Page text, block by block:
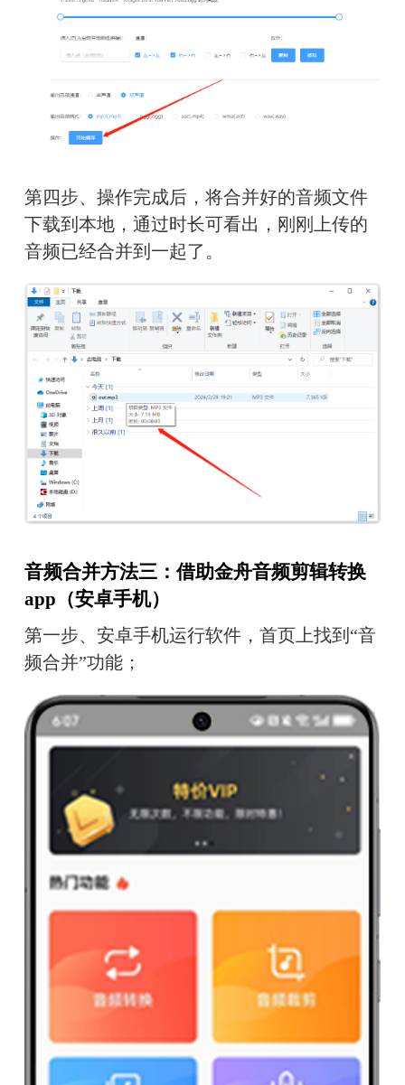
第四步、操作完成后，将合并好的音频文件
下载到本地，通过时长可看出，刚刚上传的
音频已经合并到一起了。
音频合并方法三：借助金舟音频剪辑转换
app（安卓手机）
第一步、安卓手机运行软件，首页上找到“音
频合并”功能；